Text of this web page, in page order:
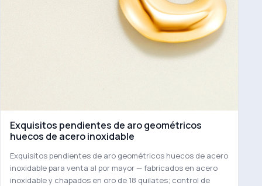
Exquisitos pendientes de aro geométricos
huecos de acero inoxidable
Exquisitos pendientes de aro geométricos huecos de acero
inoxidable para venta al por mayor — fabricados en acero
inoxidable y chapados en oro de 18 quilates; control de